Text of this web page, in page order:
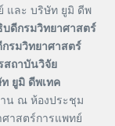
และ บริษัท ยูมิ ดีพ
ดีกรมวิทยาศาสตร์
รมวิทยาศาสตร์
สถาบันวิจัย
ยูมิ ดีพเทค
าน ณ ห้องประชุม
ศาสตร์การแพทย์